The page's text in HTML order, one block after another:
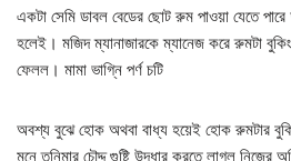
একটা সেমি ডাবল বেডের ছোট রুম পাওয়া যেতে
হলেই। মজিদ ম্যানাজারকে ম্যানেজ করে রুমটা
ফেলল। মামা ভাগ্নি পর্ণ চটি
অবশ্য বুঝে হোক অথবা বাধ্য হয়েই হোক রুমটার
মনে তনিমার চৌদ্দ গুষ্টি উদ্ধার করতে লাগল